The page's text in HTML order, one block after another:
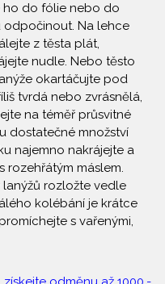
ho do fólie nebo do
odpočinout. Na lehce
z těsta plát,
nudle. Nebo těsto
okartáčujte pod
tvrdá nebo zvrásnělá,
na téměř průsvitné
dostatečné množství
najemno nakrájejte a
rozehřátým máslem.
lanýžů rozložte vedle
kolébání je krátce
s vařenými,